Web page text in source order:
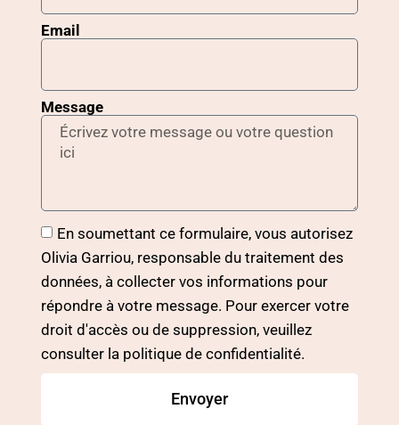
Email
Message
En soumettant ce formulaire, vous autorisez
Olivia Garriou, responsable du traitement des
données, à collecter vos informations pour
répondre à votre message. Pour exercer votre
droit d'accès ou de suppression, veuillez
consulter la politique de confidentialité.
Envoyer